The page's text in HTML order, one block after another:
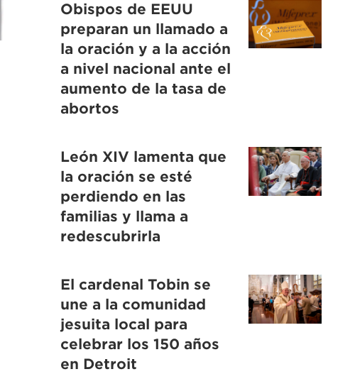
Obispos de EEUU
preparan un llamado a
la oración y a la acción
a nivel nacional ante el
aumento de la tasa de
abortos
León XIV lamenta que
la oración se esté
perdiendo en las
familias y llama a
redescubrirla
El cardenal Tobin se
une a la comunidad
jesuita local para
celebrar los 150 años
en Detroit